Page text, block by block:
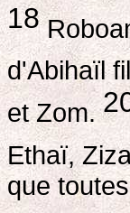
18
d'Abihaïl
et Zom.
Ethaï,
que